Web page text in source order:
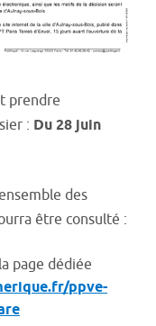
prendre
: Du 28 juin
des
être consulté :
page dédiée
ppve-